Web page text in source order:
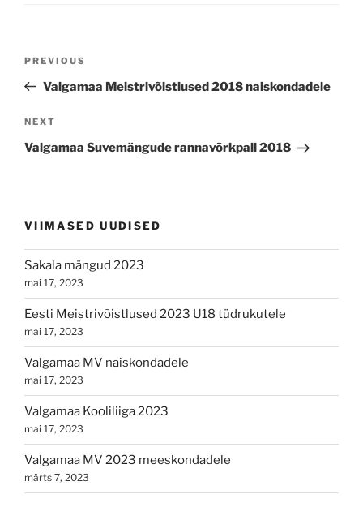
Navigeerimine
Previous
Post
PREVIOUS
Valgamaa Meistrivõistlused 2018 naiskondadele
Next
Post
NEXT
Valgamaa Suvemängude rannavõrkpall 2018
VIIMASED UUDISED
Sakala mängud 2023
mai 17, 2023
Eesti Meistrivõistlused 2023 U18 tüdrukutele
mai 17, 2023
Valgamaa MV naiskondadele
mai 17, 2023
Valgamaa Kooliliiga 2023
mai 17, 2023
Valgamaa MV 2023 meeskondadele
märts 7, 2023